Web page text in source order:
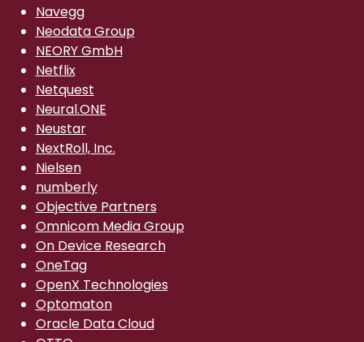
Navegg
Neodata Group
NEORY GmbH
Netflix
Netquest
Neural.ONE
Neustar
NextRoll, Inc.
Nielsen
numberly
Objective Partners
Omnicom Media Group
On Device Research
OneTag
OpenX Technologies
Optomaton
Oracle Data Cloud